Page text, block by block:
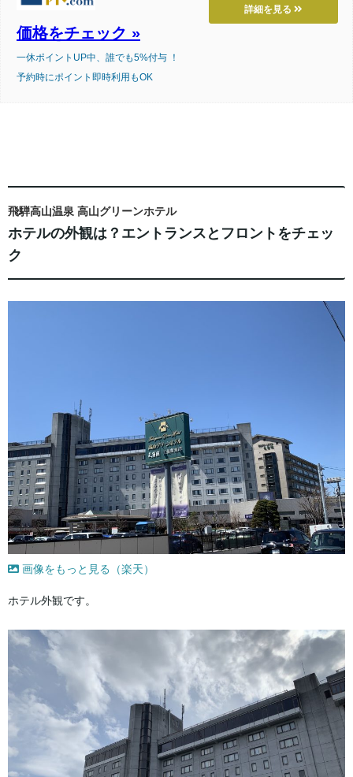
詳細を見る
価格をチェック »
一休ポイントUP中、誰でも5%付与 ！
予約時にポイント即時利用もOK
飛騨高山温泉 高山グリーンホテル
ホテルの外観は？エントランスとフロントをチェッ
ク
画像をもっと見る（楽天）
ホテル外観です。